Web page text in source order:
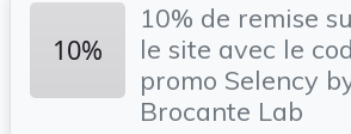
10%
10% de remise
le site avec le
promo Selency
Brocante Lab